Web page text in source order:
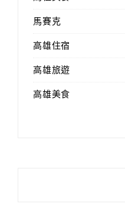
馬賽克
高雄住宿
高雄旅遊
高雄美食